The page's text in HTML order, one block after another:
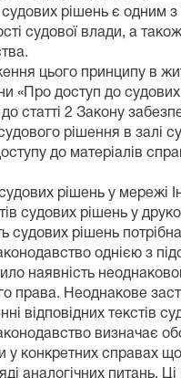
рішень є одним
судової влади, а
цього принципу в
«Про доступ до
до статті 2 Закону
рішення в залі
до матеріалів
рішень у мережі
судових рішень у
судових рішень
однією з
наявність
права. Неоднакове
відповідних текстів
визначає
у конкретних справах
аналогічних питань.